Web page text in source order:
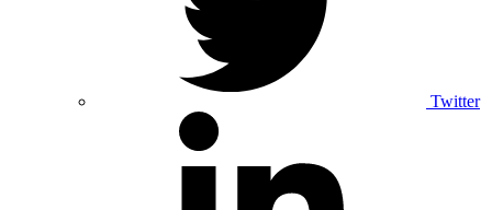
Twitter